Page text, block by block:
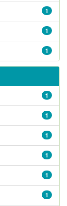
1
1
1
1
1
1
1
1
1